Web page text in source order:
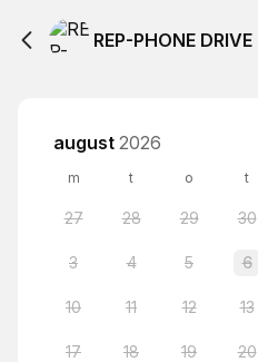
REP-PHONE DRIVE
august 2026
m t o t
27 28 29 30
3 4 5 6
10 11 12 13
17 18 19 20